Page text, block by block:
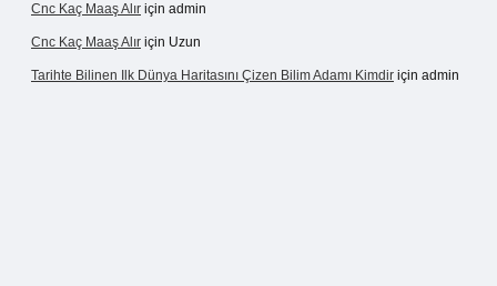
Cnc Kaç Maaş Alır için admin
Cnc Kaç Maaş Alır için Uzun
Tarihte Bilinen Ilk Dünya Haritasını Çizen Bilim Adamı Kimdir için admin